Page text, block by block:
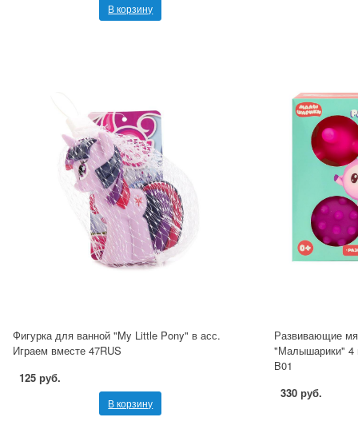
В корзину
Фигурка для ванной "My Little Pony" в асс.
Играем вместе 47RUS
125 руб.
В корзину
Развивающие
"Малышарики" 4
B01
330 руб.